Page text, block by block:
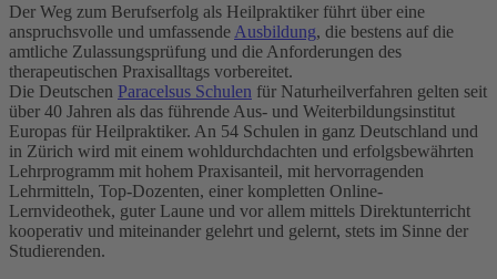
Der Weg zum Berufserfolg als Heilpraktiker führt über eine
anspruchsvolle und umfassende Ausbildung, die bestens auf die
amtliche Zulassungsprüfung und die Anforderungen des
therapeutischen Praxisalltags vorbereitet.
Die Deutschen Paracelsus Schulen für Naturheilverfahren gelten seit
über 40 Jahren als das führende Aus- und Weiterbildungsinstitut
Europas für Heilpraktiker. An 54 Schulen in ganz Deutschland und
in Zürich wird mit einem wohldurchdachten und erfolgsbewährten
Lehrprogramm mit hohem Praxisanteil, mit hervorragenden
Lehrmitteln, Top-Dozenten, einer kompletten Online-
Lernvideothek, guter Laune und vor allem mittels Direktunterricht
kooperativ und miteinander gelehrt und gelernt, stets im Sinne der
Studierenden.